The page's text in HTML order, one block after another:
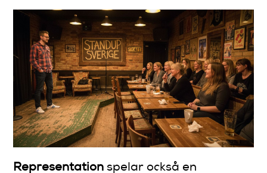
Representation spelar också en